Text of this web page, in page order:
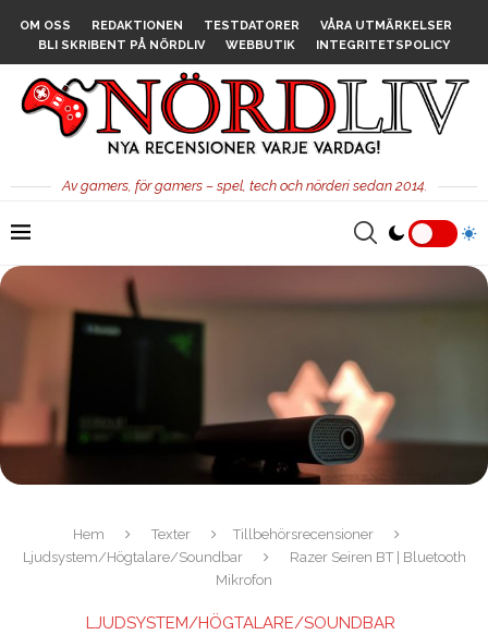
OM OSS REDAKTIONEN TESTDATORER
VÅRA UTMÄRKELSER
BLI SKRIBENT PÅ NÖRDLIV
WEBBUTIK INTEGRITETSPOLICY
Av gamers, för gamers – spel, tech och nörderi sedan 2014.
Hem Texter
Tillbehörsrecensioner
Ljudsystem/Högtalare/Soundbar
Razer Seiren BT | Bluetooth
Mikrofon
LJUDSYSTEM/HÖGTALARE/SOUNDBAR